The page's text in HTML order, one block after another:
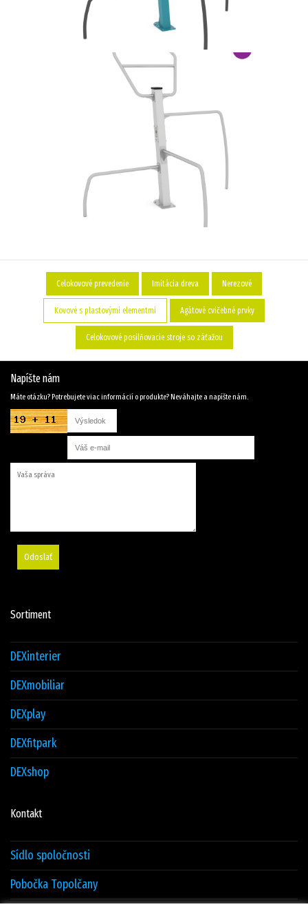
Celokovové prevedenie Imitácia dreva Nerezové
Kovové s plastovými elementmi Agátové cvičebné prvky
Celokovové posilňovacie stroje so záťažou
Napíšte nám
Máte otázku? Potrebujete viac informácií o produkte? Neváhajte a napíšte nám.
Odoslať
Sortiment
DEXinterier
DEXmobiliar
DEXplay
DEXfitpark
DEXshop
Kontakt
Sídlo spoločnosti
Pobočka Topolčany